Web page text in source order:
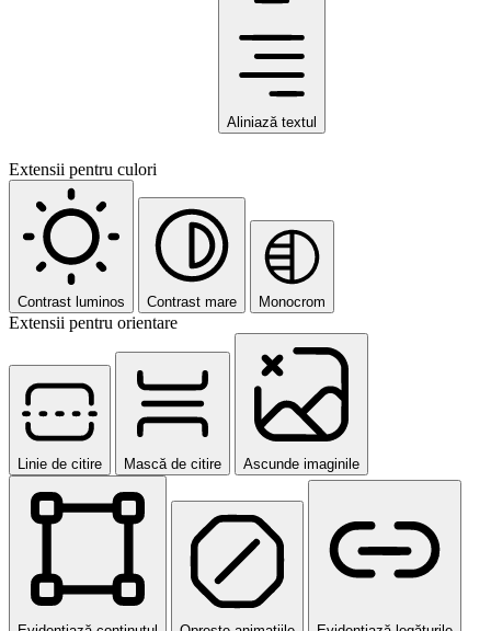
Aliniază textul
Extensii pentru culori
Contrast luminos Contrast mare Monocrom
Extensii pentru orientare
Linie de citire Mască de citire Ascunde imaginile